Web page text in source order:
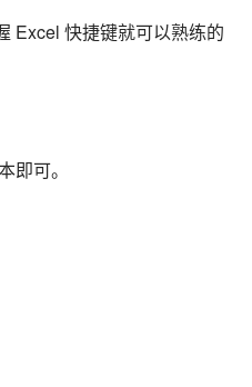
Excel 快捷键就可以熟练的
即可。